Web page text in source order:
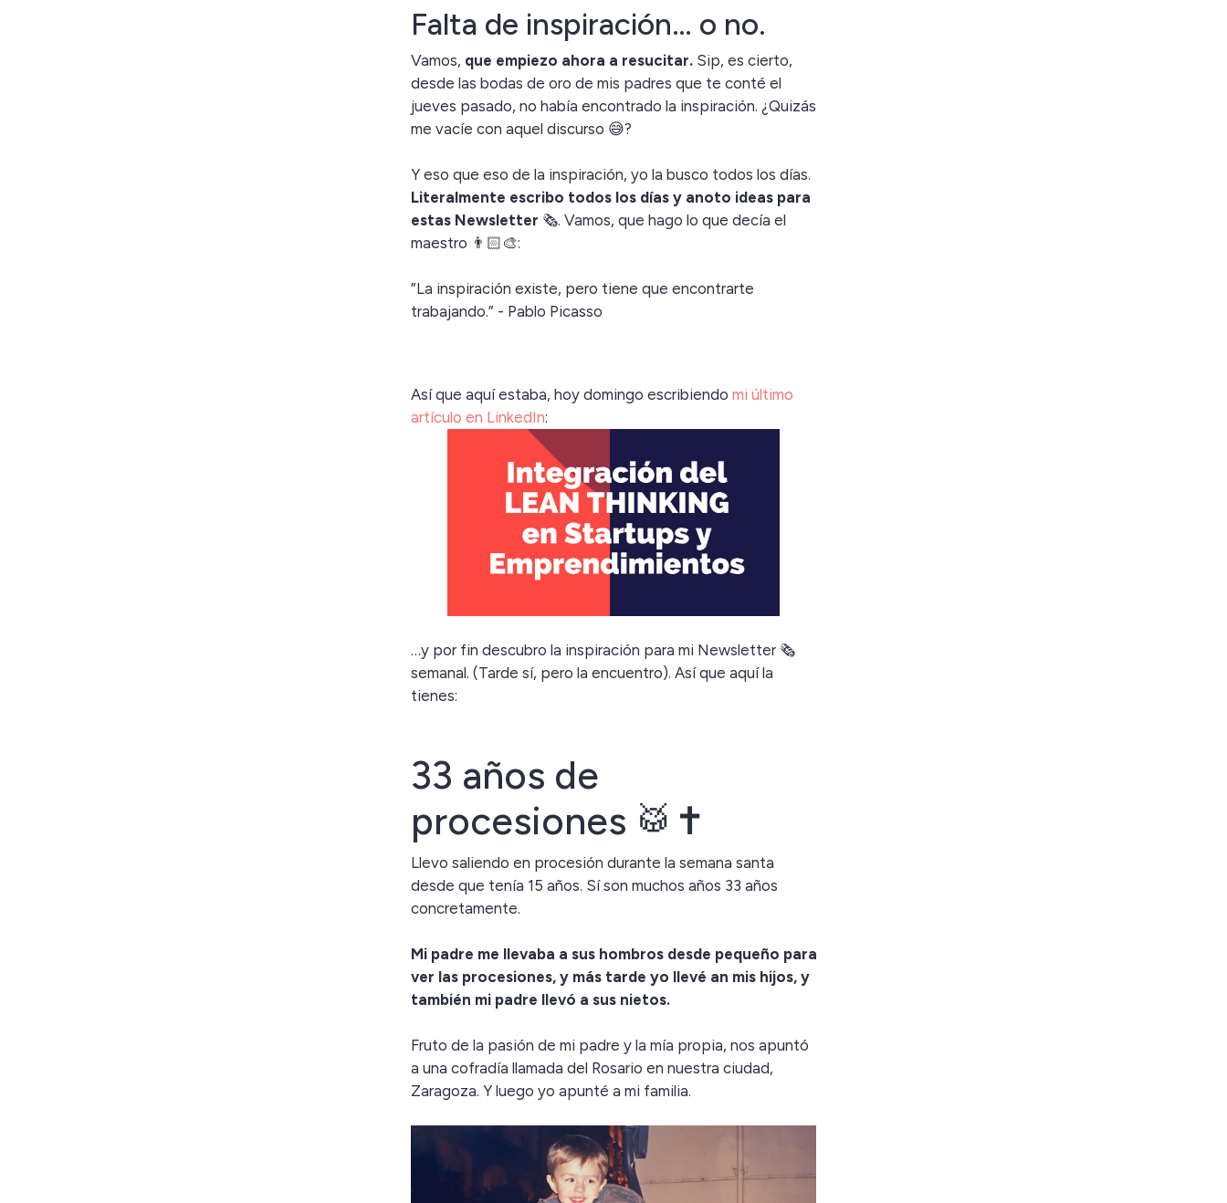
Falta de inspiración… o no.
Vamos, que empiezo ahora a resucitar. Sip, es cierto,
desde las bodas de oro de mis padres que te conté el
jueves pasado, no había encontrado la inspiración. ¿Quizás
me vacíe con aquel discurso 😅?
Y eso que eso de la inspiración, yo la busco todos los días.
Literalmente escribo todos los días y anoto ideas para
estas Newsletter 🗞️. Vamos, que hago lo que decía el
maestro 👨🏻‍🎨:
”La inspiración existe, pero tiene que encontrarte
trabajando.” - Pablo Picasso
Así que aquí estaba, hoy domingo escribiendo mi último
artículo en LinkedIn:
…y por fin descubro la inspiración para mi Newsletter 🗞️
semanal. (Tarde sí, pero la encuentro). Así que aquí la
tienes:
33 años de
procesiones 🥁✝️
Llevo saliendo en procesión durante la semana santa
desde que tenía 15 años. Sí son muchos años 33 años
concretamente.
Mi padre me llevaba a sus hombros desde pequeño para
ver las procesiones, y más tarde yo llevé an mis hijos, y
también mi padre llevó a sus nietos.
Fruto de la pasión de mi padre y la mía propia, nos apuntó
a una cofradía llamada del Rosario en nuestra ciudad,
Zaragoza. Y luego yo apunté a mi familia.